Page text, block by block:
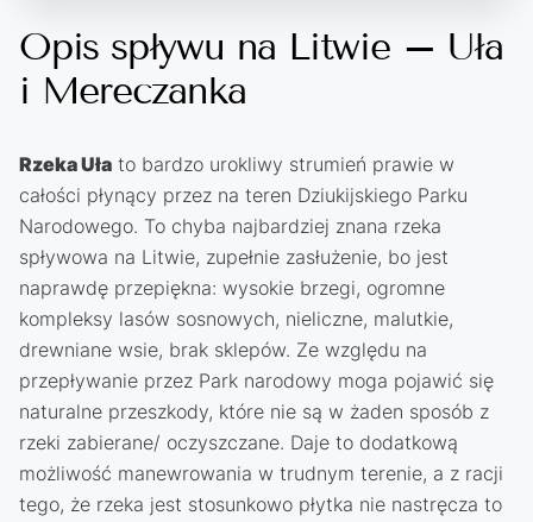
Opis spływu na Litwie – Uła
i Mereczanka
Rzeka Uła to bardzo urokliwy strumień prawie w
całości płynący przez na teren Dziukijskiego Parku
Narodowego. To chyba najbardziej znana rzeka
spływowa na Litwie, zupełnie zasłużenie, bo jest
naprawdę przepiękna: wysokie brzegi, ogromne
kompleksy lasów sosnowych, nieliczne, malutkie,
drewniane wsie, brak sklepów. Ze względu na
przepływanie przez Park narodowy moga pojawić się
naturalne przeszkody, które nie są w żaden sposób z
rzeki zabierane/ oczyszczane. Daje to dodatkową
możliwość manewrowania w trudnym terenie, a z racji
tego, że rzeka jest stosunkowo płytka nie nastręcza to